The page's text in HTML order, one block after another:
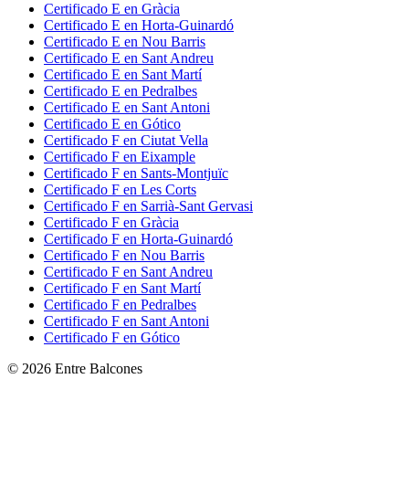
Certificado E en Gràcia
Certificado E en Horta-Guinardó
Certificado E en Nou Barris
Certificado E en Sant Andreu
Certificado E en Sant Martí
Certificado E en Pedralbes
Certificado E en Sant Antoni
Certificado E en Gótico
Certificado F en Ciutat Vella
Certificado F en Eixample
Certificado F en Sants-Montjuïc
Certificado F en Les Corts
Certificado F en Sarrià-Sant Gervasi
Certificado F en Gràcia
Certificado F en Horta-Guinardó
Certificado F en Nou Barris
Certificado F en Sant Andreu
Certificado F en Sant Martí
Certificado F en Pedralbes
Certificado F en Sant Antoni
Certificado F en Gótico
© 2026 Entre Balcones